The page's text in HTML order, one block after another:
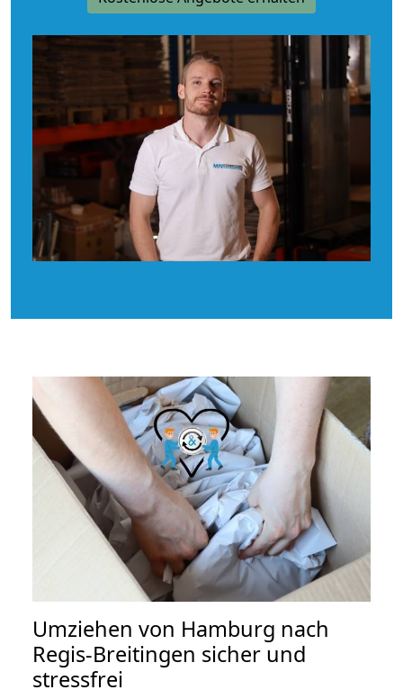
Umziehen von Hamburg nach
Regis-Breitingen sicher und
stressfrei